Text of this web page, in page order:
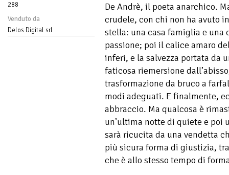
288
Venduto da
Delos Digital srl
De Andrè, il poeta anarchico.
crudele, con chi non ha avuto
stella: una casa famiglia e
passione; poi il calice amaro
inferi, e la salvezza portata da
faticosa riemersione
trasformazione da bruco a
modi adeguati. E finalmente,
abbraccio. Ma qualcosa è
un’ultima notte di quiete e poi
sarà ricucita da una vendetta
più sicura forma di giustizia,
che è allo stesso tempo di